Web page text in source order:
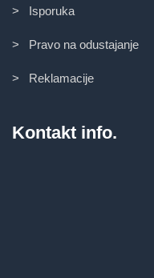
> Isporuka
> Pravo na odustajanje
> Reklamacije
Kontakt info.